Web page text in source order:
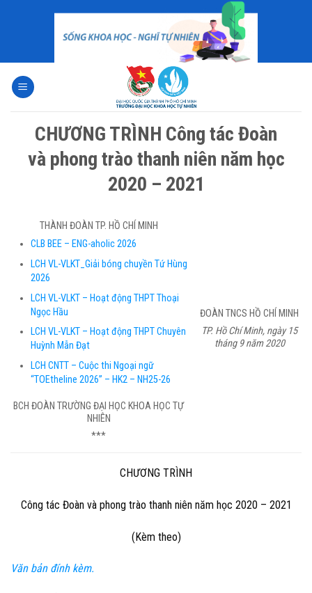
CHƯƠNG TRÌNH Công tác Đoàn
và phong trào thanh niên năm học
2020 – 2021
THÀNH ĐOÀN TP. HỒ CHÍ MINH
CLB BEE – ENG-aholic 2026
LCH VL-VLKT_Giải bóng chuyền Tứ Hùng
2026
LCH VL-VLKT – Hoạt động THPT Thoại
Ngọc Hầu
LCH VL-VLKT – Hoạt động THPT Chuyên
Huỳnh Mẫn Đạt
LCH CNTT – Cuộc thi Ngoại ngữ
“TOEtheline 2026” – HK2 – NH25-26
BCH ĐOÀN TRƯỜNG ĐẠI HỌC KHOA HỌC TỰ
NHIÊN
***
ĐOÀN TNCS HỒ CHÍ MINH
TP. Hồ Chí Minh, ngày 15
tháng 9 năm 2020
CHƯƠNG TRÌNH
Công tác Đoàn và phong trào thanh niên năm học 2020 – 2021
(Kèm theo)
Văn bản đính kèm.